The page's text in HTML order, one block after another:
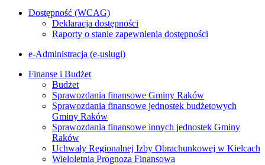
Dostępność (WCAG)
Deklaracja dostępności
Raporty o stanie zapewnienia dostępności
e-Administracja (e-usługi)
Finanse i Budżet
Budżet
Sprawozdania finansowe Gminy Raków
Sprawozdania finansowe jednostek budżetowych
Gminy Raków
Sprawozdania finansowe innych jednostek Gminy
Raków
Uchwały Regionalnej Izby Obrachunkowej w Kielcach
Wieloletnia Prognoza Finansowa